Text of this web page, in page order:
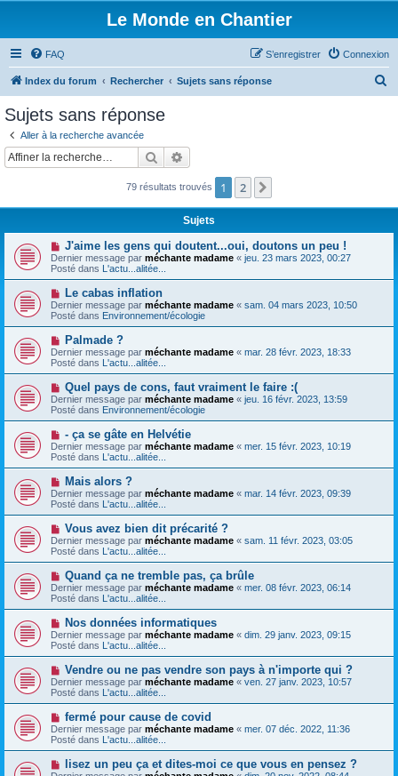
Le Monde en Chantier
FAQ Connexion
S’enregistrer
Index du forum Rechercher Sujets sans réponse
c
Sujets sans réponse
Aller à la recherche avancée
Rechercher
79 résultats trouvés 1 2
Sujets
N
o
u
v
e
a
u
m
e
s
a
g
e
J'aime les gens qui doutent...oui, doutons un peu !
Dernier message par méchante madame « jeu. 23 mars 2023, 00:27
Posté dans L'actu...alitée...
N
o
u
v
e
a
u
m
e
s
s
a
g
Le cabas inflation
Dernier message par méchante madame « sam. 04 mars 2023, 10:50
Posté dans Environnement/écologie
N
o
u
v
a
u
m
e
s
s
a
g
e
Palmade ?
Dernier message par méchante madame « mar. 28 févr. 2023, 18:33
Posté dans L'actu...alitée...
N
o
u
v
a
u
m
e
s
a
g
e
Quel pays de cons, faut vraiment le faire :(
Dernier message par méchante madame « jeu. 16 févr. 2023, 13:59
Posté dans Environnement/écologie
o
u
v
e
a
u
m
e
s
s
a
g
e
- ça se gâte en Helvétie
Dernier message par méchante madame « mer. 15 févr. 2023, 10:19
Posté dans L'actu...alitée...
N
o
u
v
e
u
m
e
s
s
a
g
e
Mais alors ?
Dernier message par méchante madame « mar. 14 févr. 2023, 09:39
Posté dans L'actu...alitée...
N
o
u
v
a
u
m
e
s
a
g
e
Vous avez bien dit précarité ?
Dernier message par méchante madame « sam. 11 févr. 2023, 03:05
Posté dans L'actu...alitée...
N
o
u
v
e
a
u
m
e
s
s
a
g
e
Quand ça ne tremble pas, ça brûle
Dernier message par méchante madame « mer. 08 févr. 2023, 06:14
Posté dans L'actu...alitée...
N
o
u
v
e
u
m
e
s
s
a
g
e
Nos données informatiques
Dernier message par méchante madame « dim. 29 janv. 2023, 09:15
Posté dans L'actu...alitée...
N
o
u
v
e
a
u
m
e
s
Vendre ou ne pas vendre son pays à n'importe qui ?
Dernier message par méchante madame « ven. 27 janv. 2023, 10:57
Posté dans L'actu...alitée...
N
o
u
v
e
a
fermé pour cause de covid
Dernier message par méchante madame « mer. 07 déc. 2022, 11:36
Posté dans L'actu...alitée...
N
o
lisez un peu ça et dites-moi ce que vous en pensez ?